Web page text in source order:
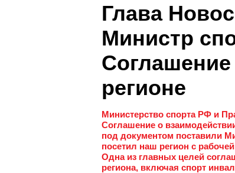
Глава
Министр
Соглашение
регионе
Министерство спорта РФ и
Соглашение о
под документом поставили
посетил наш регион с
Одна из главных целей
региона, включая спорт